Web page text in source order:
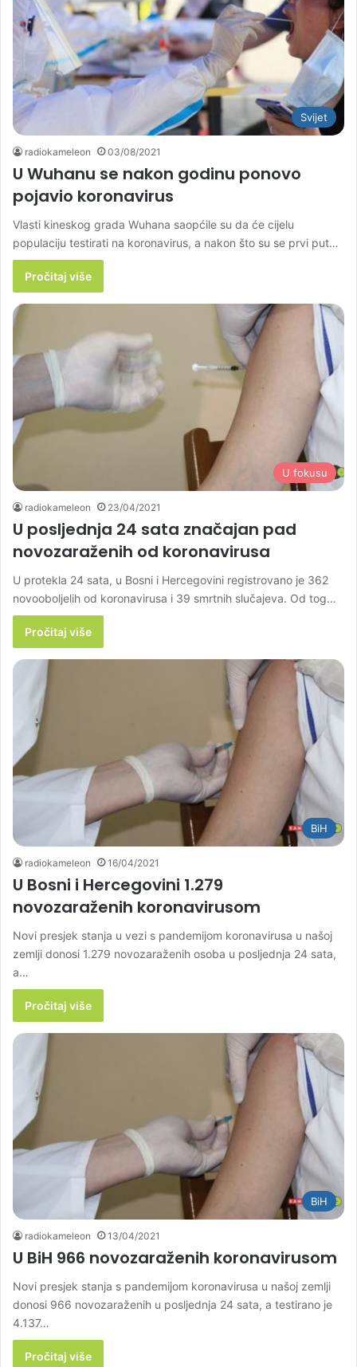
Svijet
radiokameleon 03/08/2021
U Wuhanu se nakon godinu ponovo
pojavio koronavirus
Vlasti kineskog grada Wuhana saopćile su da će cijelu
populaciju testirati na koronavirus, a nakon što su se prvi put…
Pročitaj više
U fokusu
radiokameleon 23/04/2021
U posljednja 24 sata značajan pad
novozaraženih od koronavirusa
U protekla 24 sata, u Bosni i Hercegovini registrovano je 362
novooboljelih od koronavirusa i 39 smrtnih slučajeva. Od tog…
Pročitaj više
BiH
radiokameleon 16/04/2021
U Bosni i Hercegovini 1.279
novozaraženih koronavirusom
Novi presjek stanja u vezi s pandemijom koronavirusa u našoj
zemlji donosi 1.279 novozaraženih osoba u posljednja 24 sata,
a…
Pročitaj više
BiH
radiokameleon 13/04/2021
U BiH 966 novozaraženih koronavirusom
Novi presjek stanja s pandemijom koronavirusa u našoj zemlji
donosi 966 novozaraženih u posljednja 24 sata, a testirano je
4.137…
Pročitaj više